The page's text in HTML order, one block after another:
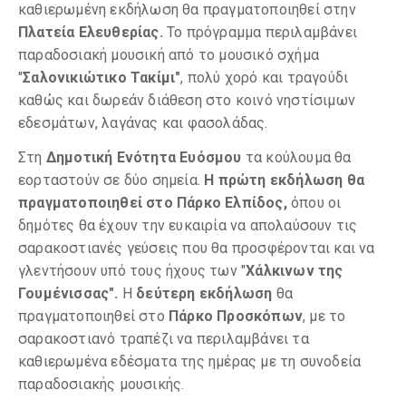
καθιερωμένη εκδήλωση θα πραγματοποιηθεί στην
Πλατεία Ελευθερίας. Το πρόγραμμα περιλαμβάνει
παραδοσιακή μουσική από το μουσικό σχήμα
"Σαλονικιώτικο Τακίμι", πολύ χορό και τραγούδι
καθώς και δωρεάν διάθεση στο κοινό νηστίσιμων
εδεσμάτων, λαγάνας και φασολάδας.
Στη Δημοτική Ενότητα Ευόσμου τα κούλουμα θα
εορταστούν σε δύο σημεία. Η πρώτη εκδήλωση θα
πραγματοποιηθεί στο Πάρκο Ελπίδος,όπου οι
δημότες θα έχουν την ευκαιρία να απολαύσουν τις
σαρακοστιανές γεύσεις που θα προσφέρονται και να
γλεντήσουν υπό τους ήχους των "Χάλκινων της
Γουμένισσας". Η δεύτερη εκδήλωση θα
πραγματοποιηθεί στο Πάρκο Προσκόπων, με το
σαρακοστιανό τραπέζι να περιλαμβάνει τα
καθιερωμένα εδέσματα της ημέρας με τη συνοδεία
παραδοσιακής μουσικής.